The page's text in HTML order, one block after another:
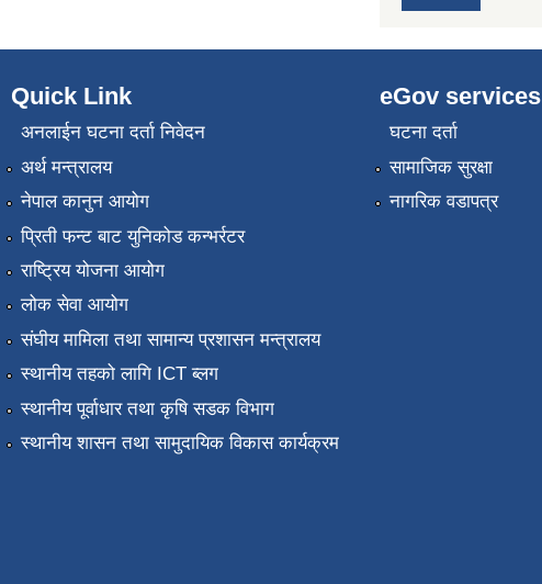
Quick Link
अनलाईन घटना दर्ता निवेदन
अर्थ मन्त्रालय
नेपाल कानुन आयोग
प्रिती फन्ट बाट युनिकोड कन्भर्रटर
राष्ट्रिय योजना आयोग
लोक सेवा आयोग
संघीय मामिला तथा सामान्य प्रशासन मन्त्रालय
स्थानीय तहको लागि ICT ब्लग
स्थानीय पूर्वाधार तथा कृषि सडक विभाग
स्थानीय शासन तथा सामुदायिक विकास कार्यक्रम
eGov services
घटना दर्ता
सामाजिक सुरक्षा
नागरिक वडापत्र